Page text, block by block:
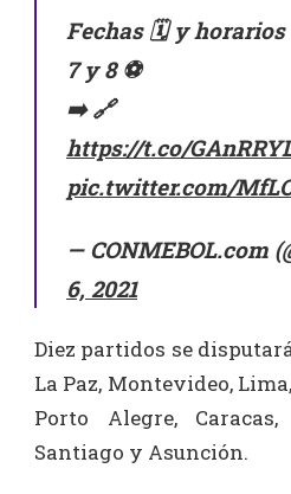
Fechas 🗓️ y horarios
7 y 8 ⚽️
➡️ 🔗
https://t.co/
pic.twitter.com/
— CONMEBOL.com
6, 2021
Diez partidos se
La Paz, Montevideo,
Porto Alegre,
Santiago y Asunción.